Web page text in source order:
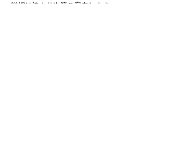
詳細は決まり次第ご案内します。